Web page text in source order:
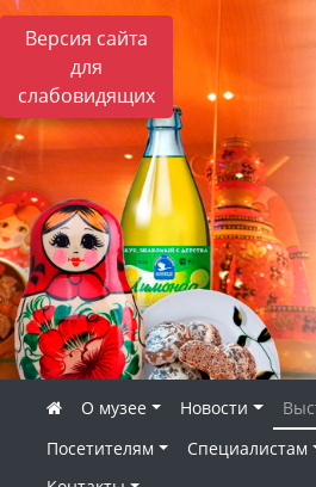
Версия сайта
для
слабовидящих
О музее Новости
Посетителям
Специалистам